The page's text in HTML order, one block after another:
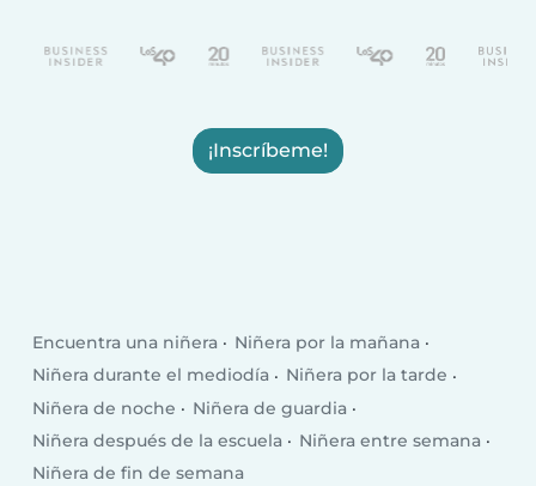
¡Inscríbeme!
Encuentra una niñera
Niñera por la mañana
Niñera durante el mediodía
Niñera por la tarde
Niñera de noche
Niñera de guardia
Niñera después de la escuela
Niñera entre semana
Niñera de fin de semana